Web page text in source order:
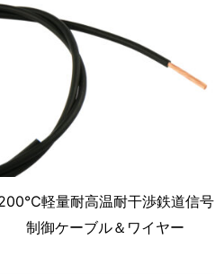
軽量耐高温耐干渉鉄道信号
制御ケーブル＆ワイヤー